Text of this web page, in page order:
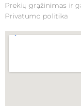
Prekių grąžinimas ir
Privatumo politika